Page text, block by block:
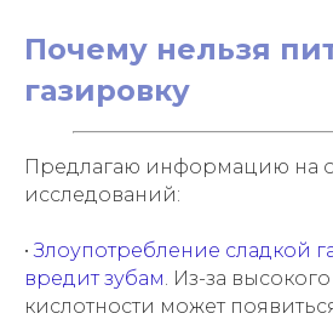
Почему нельзя
газировку
Предлагаю информацию на
исследований:
•Злоупотребление сладкой
вредит зубам. Из-за
кислотности может